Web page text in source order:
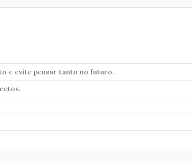
e evite pensar tanto no futuro.